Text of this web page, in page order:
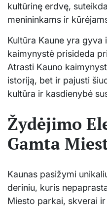
kultūrinę erdvę,
menininkams ir
Kultūra Kaune yra gyva
kaimynystė prisideda
Atrasti Kauno
istoriją, bet ir pajusti
kultūra ir kasdienybė
Žydėjimo
Gamta
Kaunas pasižymi
deriniu, kuris
Miesto parkai, skverai